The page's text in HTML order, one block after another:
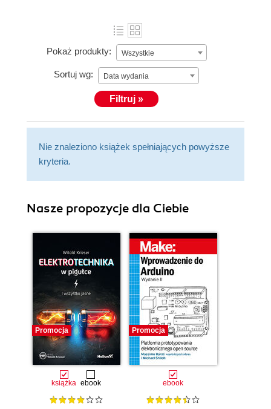
Pokaż produkty: Wszystkie
Sortuj wg: Data wydania
Filtruj »
Nie znaleziono książek spełniających powyższe
kryteria.
Nasze propozycje dla Ciebie
Promocja
książka ebook
Promocja
ebook